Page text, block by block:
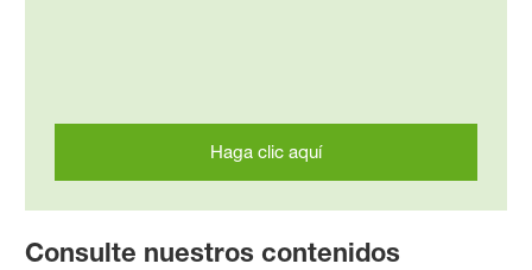
Haga clic aquí
Consulte nuestros contenidos